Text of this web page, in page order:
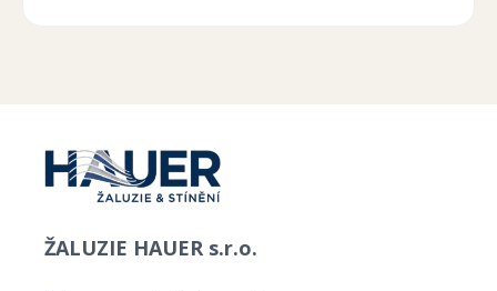
ŽALUZIE HAUER s.r.o.